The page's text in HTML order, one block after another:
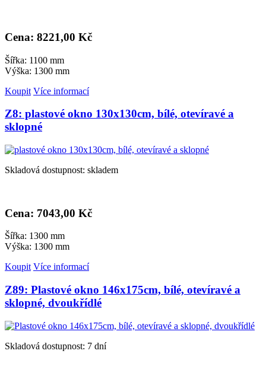
Cena: 8221,00 Kč
Šířka: 1100 mm
Výška: 1300 mm
Koupit Více informací
Z8: plastové okno 130x130cm, bílé, otevíravé a
sklopné
Skladová dostupnost: skladem
Cena: 7043,00 Kč
Šířka: 1300 mm
Výška: 1300 mm
Koupit Více informací
Z89: Plastové okno 146x175cm, bílé, otevíravé a
sklopné, dvoukřídlé
Skladová dostupnost: 7 dní